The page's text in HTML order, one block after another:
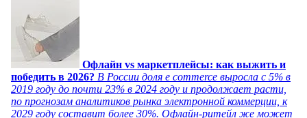
Офлайн vs маркетплейсы: как выжить и
победить в 2026? В России доля e commerce выросла с 5% в
2019 году до почти 23% в 2024 году и продолжает расти,
по прогнозам аналитиков рынка электронной коммерции, к
2029 году составит более 30%. Офлайн-ритейл же может